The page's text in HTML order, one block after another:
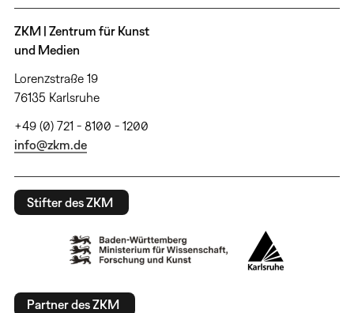
ZKM | Zentrum für Kunst
und Medien
Lorenzstraße 19
76135 Karlsruhe
+49 (0) 721 - 8100 - 1200
info@zkm.de
Stifter des ZKM
Partner des ZKM